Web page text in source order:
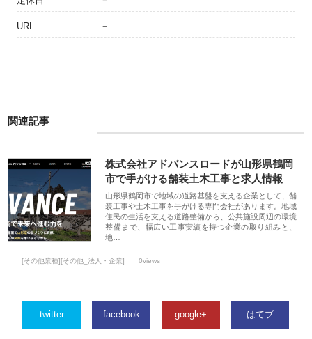
URL －
関連記事
株式会社アドバンスロードが山形県鶴岡
市で手がける舗装土木工事と求人情報
山形県鶴岡市で地域の道路基盤を支える企業として、舗
装工事や土木工事を手がける専門会社があります。地域
住民の生活を支える道路整備から、公共施設周辺の環境
整備まで、幅広い工事実績を持つ企業の取り組みと、
地…
[その他業種][その他_法人・企業] 0views
twitter facebook google+ はてブ